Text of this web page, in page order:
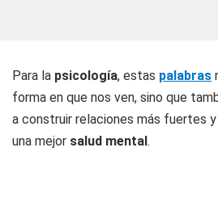
Para la psicología, estas palabras
forma en que nos ven, sino que
a construir relaciones más fuertes
una mejor salud mental.